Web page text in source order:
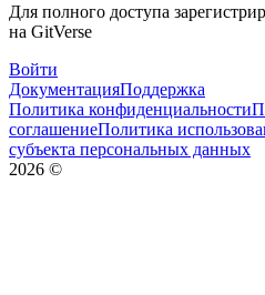
Для полного доступа
на GitVerse
Войти
ДокументацияПоддержка
Политика конфиденциальности
соглашениеПолитика
субъекта персональных данных
2026 ©